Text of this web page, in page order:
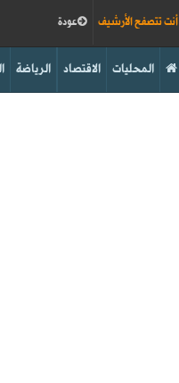
عودة أنت تتصفح الأرشيف
الرياضة الاقتصاد المحليات